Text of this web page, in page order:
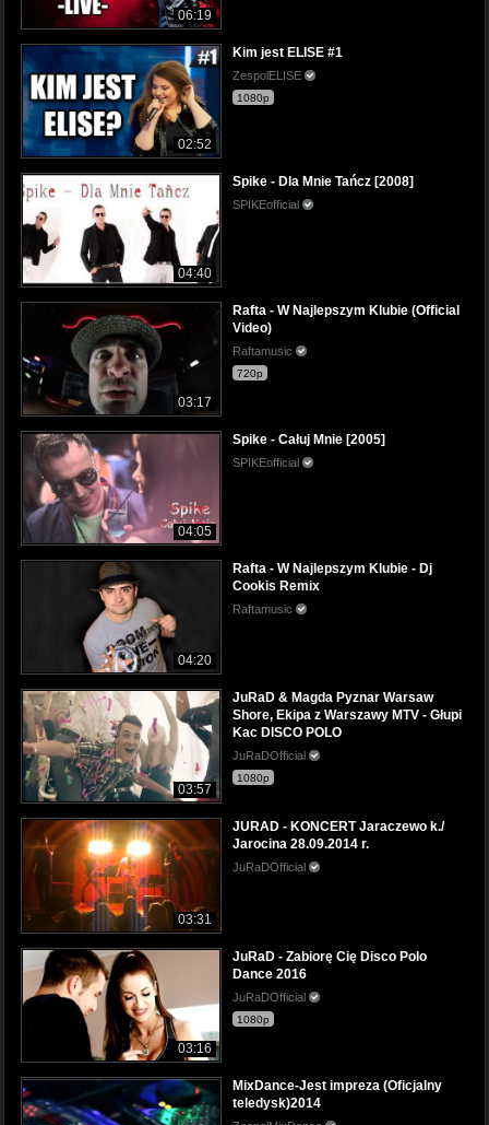
06:19
02:52
Kim jest ELISE #1
ZespolELISE
1080p
04:40
Spike - Dla Mnie Tańcz [2008]
SPIKEofficial
03:17
Rafta - W Najlepszym Klubie (Official
Video)
Raftamusic
720p
04:05
Spike - Całuj Mnie [2005]
SPIKEofficial
04:20
Rafta - W Najlepszym Klubie - Dj
Cookis Remix
Raftamusic
03:57
JuRaD & Magda Pyznar Warsaw
Shore, Ekipa z Warszawy MTV - Głupi
Kac DISCO POLO
JuRaDOfficial
1080p
03:31
JURAD - KONCERT Jaraczewo k./
Jarocina 28.09.2014 r.
JuRaDOfficial
03:16
JuRaD - Zabiorę Cię Disco Polo
Dance 2016
JuRaDOfficial
1080p
MixDance-Jest impreza (Oficjalny
teledysk)2014